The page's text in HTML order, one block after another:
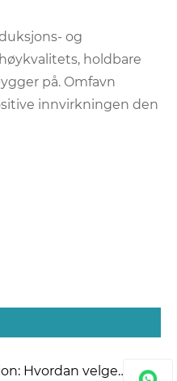
og
holdbare
på. Omfavn
innvirkningen den
Hvordan velge